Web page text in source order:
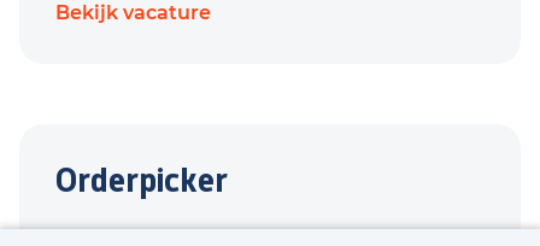
Bekijk vacature
Orderpicker